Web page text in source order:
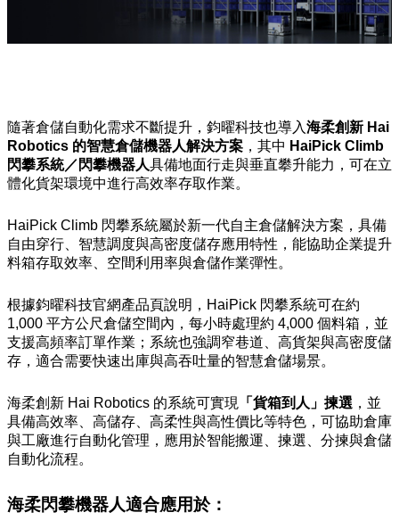
隨著倉儲自動化需求不斷提升，鈞曜科技也導入海柔創新 Hai
Robotics 的智慧倉儲機器人解決方案 ，其中 HaiPick Climb
閃攀系統／閃攀機器人具備地面行走與垂直攀升能力，可在立
體化貨架環境中進行高效率存取作業。
HaiPick Climb 閃攀系統屬於新一代自主倉儲解決方案，具備
自由穿行、智慧調度與高密度儲存應用特性，能協助企業提升
料箱存取效率、空間利用率與倉儲作業彈性。
根據鈞曜科技官網產品頁說明，HaiPick 閃攀系統可在約
1,000 平方公尺倉儲空間內，每小時處理約 4,000 個料箱，並
支援高頻率訂單作業；系統也強調窄巷道、高貨架與高密度儲
存，適合需要快速出庫與高吞吐量的智慧倉儲場景。
海柔創新 Hai Robotics 的系統可實現 「貨箱到人」揀選 ，並
具備高效率、高儲存、高柔性與高性價比等特色，可協助倉庫
與工廠進行自動化管理，應用於智能搬運、揀選、分揀與倉儲
自動化流程。
海柔閃攀機器人適合應用於：